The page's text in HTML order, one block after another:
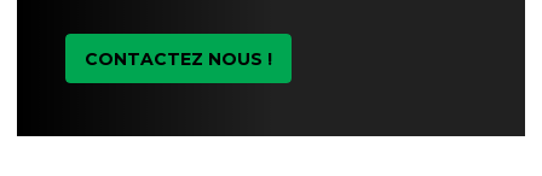
CONTACTEZ NOUS !